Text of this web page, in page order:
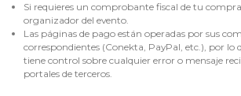
Si requieres un comprobante fiscal de tu
organizador del evento.
Las páginas de pago están operadas por sus
correspondientes (Conekta, PayPal, etc.), por lo
tiene control sobre cualquier error o mensaje
portales de terceros.